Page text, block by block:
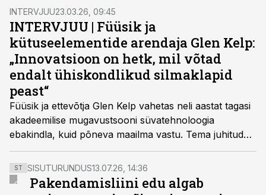
toimunud suursündmusel “Tark tööstus 2026” peetud
vestlusringis.
INTERVJUU23.03.26, 09:45
INTERVJUU | Füüsik ja
kütuseelementide arendaja Glen Kelp:
„Innovatsioon on hetk, mil võtad
endalt ühiskondlikud silmaklapid
peast“
Füüsik ja ettevõtja Glen Kelp vahetas neli aastat tagasi
akadeemilise mugavustsooni süvatehnoloogia
ebakindla, kuid põneva maailma vastu. Tema juhitud
GaltTec arendab kütuseelemente, mis võivad muuta
seda, kuidas me droonidest ja energiast mõtleme.
ST SISUTURUNDUS13.07.26, 14:36
Pakendamisliini edu algab